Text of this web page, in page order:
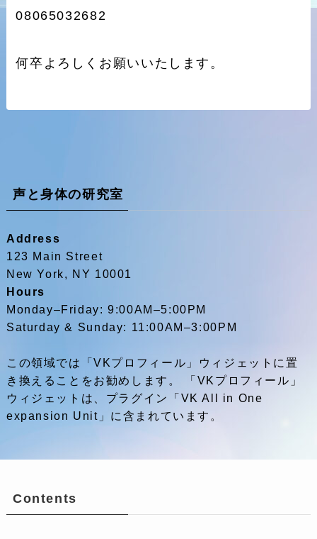
08065032682
何卒よろしくお願いいたします。
声と身体の研究室
Address
123 Main Street
New York, NY 10001
Hours
Monday–Friday: 9:00AM–5:00PM
Saturday & Sunday: 11:00AM–3:00PM
この領域では「VKプロフィール」ウィジェットに置
き換えることをお勧めします。 「VKプロフィール」
ウィジェットは、プラグイン「VK All in One
expansion Unit」に含まれています。
Contents